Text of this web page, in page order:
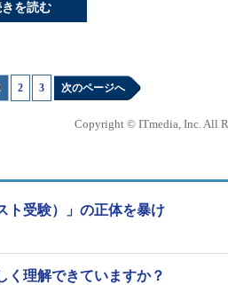
を読む
2 3 次のページへ
Copyright © ITmedia, Inc. All
ト受験）」の正体を暴け
く理解できていますか？